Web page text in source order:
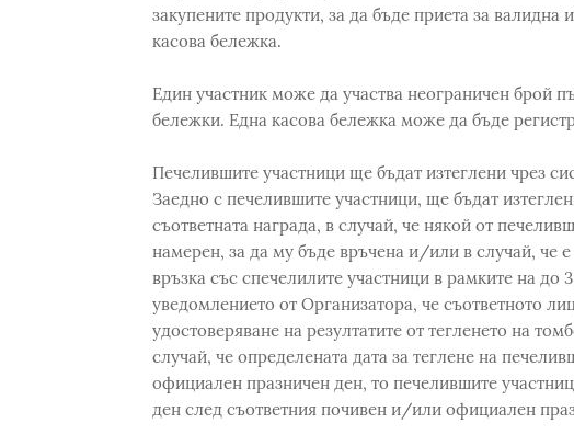
закупените продукти, за да бъде приета за валидна
касова бележка.
Един участник може да участва неограничен брой
бележки. Една касова бележка може да бъде
Печелившите участници ще бъдат изтеглени чрез
Заедно с печелившите участници, ще бъдат
съответната награда, в случай, че някой от
намерен, за да му бъде връчена и/или в случай, че
връзка със спечелилите участници в рамките на
уведомлението от Организатора, че съответното
удостоверяване на резултатите от тегленето на
случай, че определената дата за теглене на
официален празничен ден, то печелившите
ден след съответния почивен и/или официален